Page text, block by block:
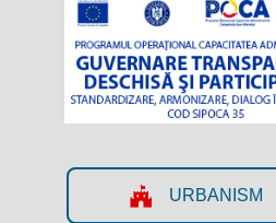
URBANISM